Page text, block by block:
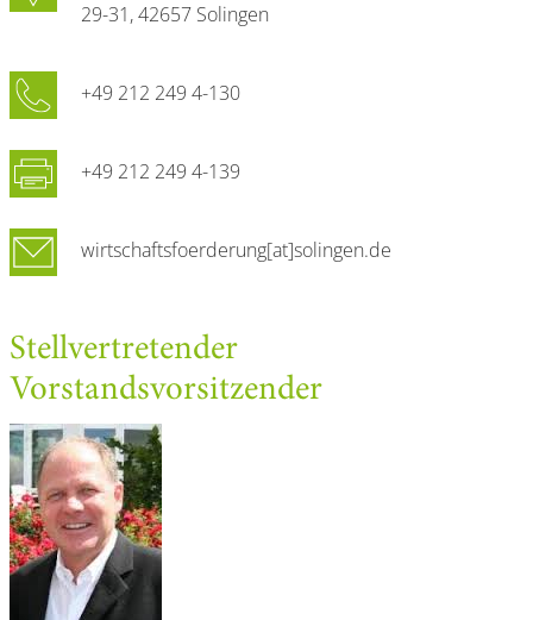
29-31, 42657 Solingen
+49 212 249 4-130
+49 212 249 4-139
wirtschaftsfoerderung[at]solingen.de
Stellvertretender
Vorstandsvorsitzender